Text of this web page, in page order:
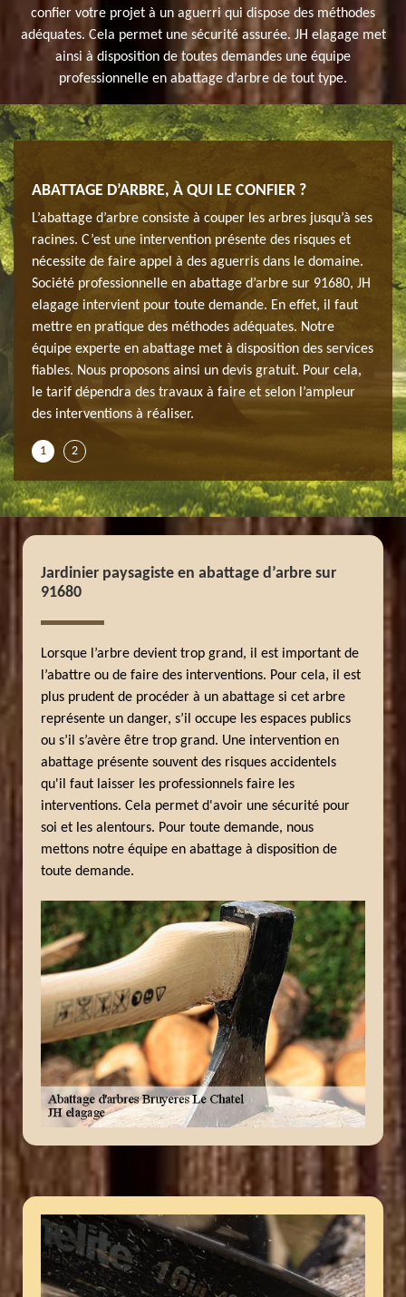
confier votre projet à un aguerri qui dispose des méthodes
adéquates. Cela permet une sécurité assurée. JH elagage met
ainsi à disposition de toutes demandes une équipe
professionnelle en abattage d’arbre de tout type.
et
ABATTAGE D’ARBRE, À QUI LE CONFIER ?
L’abattage d’arbre consiste à couper les arbres jusqu’à ses
racines. C’est une intervention présente des risques et
nécessite de faire appel à des aguerris dans le domaine.
Société professionnelle en abattage d’arbre sur 91680, JH
elagage intervient pour toute demande. En effet, il faut
mettre en pratique des méthodes adéquates. Notre
équipe experte en abattage met à disposition des services
fiables. Nous proposons ainsi un devis gratuit. Pour cela,
le tarif dépendra des travaux à faire et selon l’ampleur
des interventions à réaliser.
des
1 2
Jardinier paysagiste en abattage d’arbre sur
91680
Lorsque l’arbre devient trop grand, il est important de
l’abattre ou de faire des interventions. Pour cela, il est
plus prudent de procéder à un abattage si cet arbre
représente un danger, s’il occupe les espaces publics
ou s’il s’avère être trop grand. Une intervention en
abattage présente souvent des risques accidentels
qu'il faut laisser les professionnels faire les
interventions. Cela permet d'avoir une sécurité pour
soi et les alentours. Pour toute demande, nous
mettons notre équipe en abattage à disposition de
toute demande.